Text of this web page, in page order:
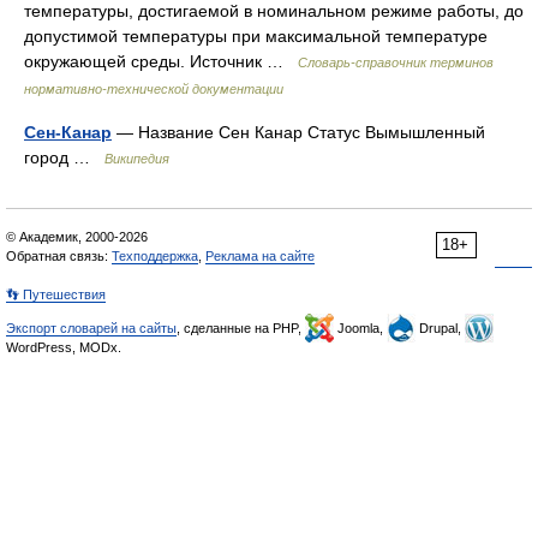
температуры, достигаемой в номинальном режиме работы, до
допустимой температуры при максимальной температуре
окружающей среды. Источник …
Словарь-справочник терминов
нормативно-технической документации
Сен-Канар — Название Сен Канар Статус Вымышленный
город …
Википедия
18+
© Академик, 2000-2026
Обратная связь: Техподдержка Реклама на сайте
👣 Путешествия
Экспорт словарей на сайты , сделанные на PHP, Joomla,
Drupal,
WordPress, MODx.